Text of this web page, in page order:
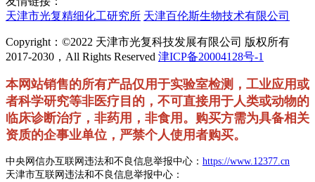
天津市光复精细化工研究所 天津百伦斯生物技术有限公司
Copyright：©2022 天津市光复科技发展有限公司 版权所有
2017-2030，All Rights Reserved 津ICP备20004128号-1
本网站销售的所有产品仅用于实验室检测，工业应用或
者科学研究等非医疗目的，不可直接用于人类或动物的
临床诊断治疗，非药用，非食用。购买方需为具备相关
资质的企事业单位，严禁个人使用者购买。
中央网信办互联网违法和不良信息举报中心： https://www.12377.cn
天津市互联网违法和不良信息举报中心：